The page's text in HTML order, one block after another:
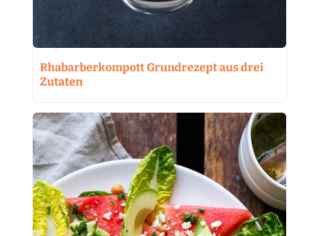
Rhabarberkompott Grundrezept aus drei
Zutaten